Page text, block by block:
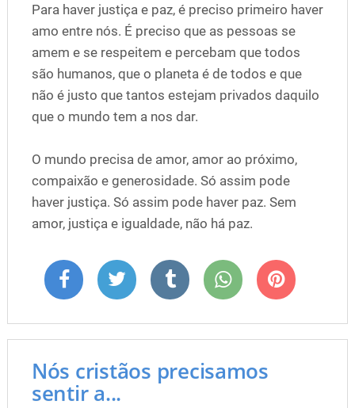
Para haver justiça e paz, é preciso primeiro haver
amo entre nós. É preciso que as pessoas se
amem e se respeitem e percebam que todos
são humanos, que o planeta é de todos e que
não é justo que tantos estejam privados daquilo
que o mundo tem a nos dar.
O mundo precisa de amor, amor ao próximo,
compaixão e generosidade. Só assim pode
haver justiça. Só assim pode haver paz. Sem
amor, justiça e igualdade, não há paz.
Nós cristãos precisamos
sentir a...